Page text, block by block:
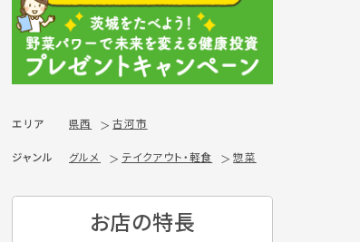
エリア 県西 古河市
ジャンル グルメ テイクアウト・軽食 惣菜
お店の特長